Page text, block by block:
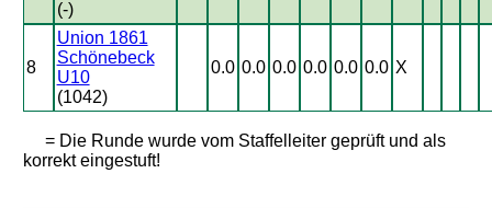
(-)
8
Union 1861
Schönebeck
U10
(1042)
0.0 0.0 0.0 0.0 0.0 0.0 X
= Die Runde wurde vom Staffelleiter geprüft und als
korrekt eingestuft!